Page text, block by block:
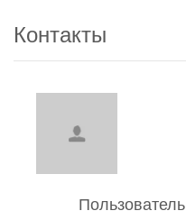
Контакты
Пользователь